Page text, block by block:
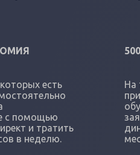
есть
с помощью
и тратить
в неделю.
На